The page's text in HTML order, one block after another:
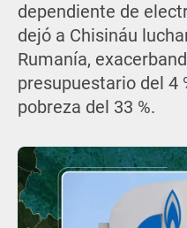
dependiente de
dejó a Chisináu
Rumanía,
presupuestario del 4
pobreza del 33 %.